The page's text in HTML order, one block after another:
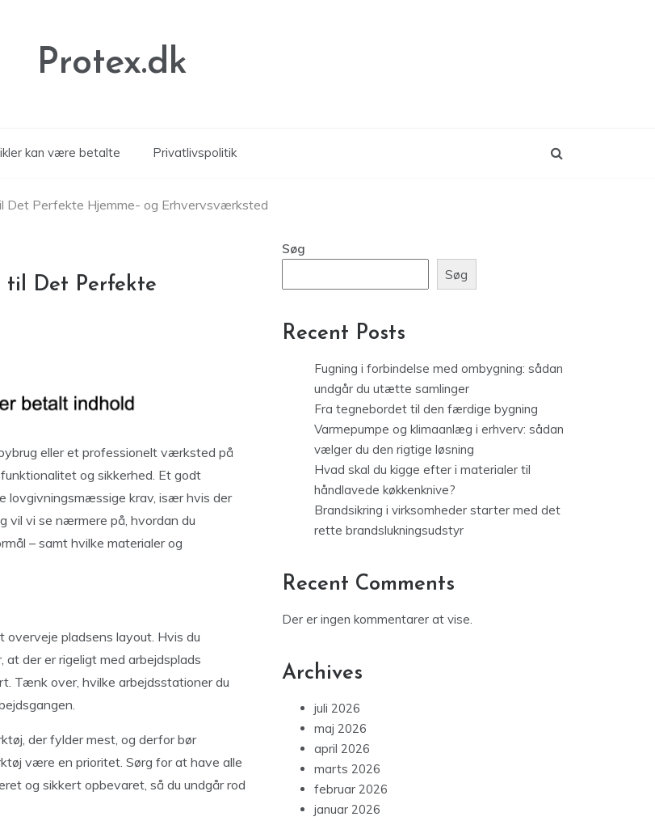
Protex.dk
kan være betalte Privatlivspolitik
Det Perfekte Hjemme- og Erhvervsværksted
til Det Perfekte
eller et professionelt værksted på
og sikkerhed. Et godt
krav, især hvis der
vi se nærmere på, hvordan du
– samt hvilke materialer og
pladsens layout. Hvis du
der er rigeligt med arbejdsplads
Tænk over, hvilke arbejdsstationer du
der fylder mest, og derfor bør
være en prioritet. Sørg for at have alle
og sikkert opbevaret, så du undgår rod
Søg
Søg
Recent Posts
Fugning i forbindelse med ombygning: sådan
undgår du utætte samlinger
Fra tegnebordet til den færdige bygning
Varmepumpe og klimaanlæg i erhverv: sådan
vælger du den rigtige løsning
Hvad skal du kigge efter i materialer til
håndlavede køkkenknive?
Brandsikring i virksomheder starter med det
rette brandslukningsudstyr
Recent Comments
Der er ingen kommentarer at vise.
Archives
juli 2026
maj 2026
april 2026
marts 2026
februar 2026
januar 2026